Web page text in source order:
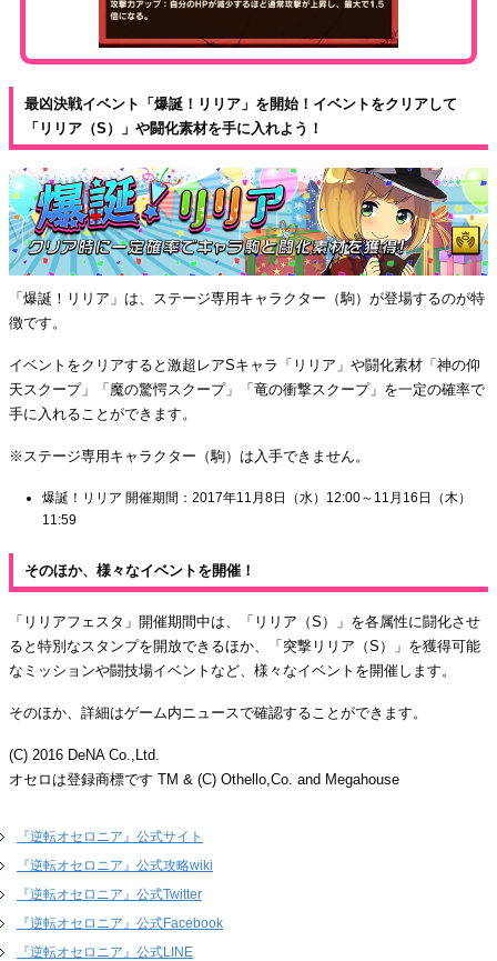
最凶決戦イベント「爆誕！リリア」を開始！イベントをクリアして
「リリア（S）」や闘化素材を手に入れよう！
「爆誕！リリア」は、ステージ専用キャラクター（駒）が登場するのが特
徴です。
イベントをクリアすると激超レアSキャラ「リリア」や闘化素材「神の仰
天スクープ」「魔の驚愕スクープ」「竜の衝撃スクープ」を一定の確率で
手に入れることができます。
※ステージ専用キャラクター（駒）は入手できません。
爆誕！リリア 開催期間：2017年11月8日（水）12:00～11月16日（木）
11:59
そのほか、様々なイベントを開催！
「リリアフェスタ」開催期間中は、「リリア（S）」を各属性に闘化させ
ると特別なスタンプを開放できるほか、「突撃リリア（S）」を獲得可能
なミッションや闘技場イベントなど、様々なイベントを開催します。
そのほか、詳細はゲーム内ニュースで確認することができます。
(C) 2016 DeNA Co.,Ltd.
オセロは登録商標です TM & (C) Othello,Co. and Megahouse
『逆転オセロニア』公式サイト
『逆転オセロニア』公式攻略wiki
『逆転オセロニア』公式Twitter
『逆転オセロニア』公式Facebook
『逆転オセロニア』公式LINE